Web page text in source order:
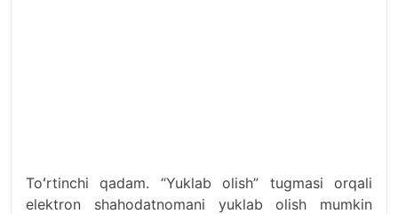
Toʻrtinchi qadam. “Yuklab olish” tugmasi orqali
elektron shahodatnomani yuklab olish mumkin